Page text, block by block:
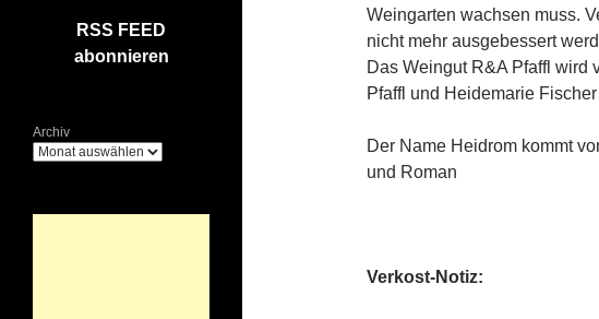
Weingarten wachsen muss.
nicht mehr ausgebessert
Das Weingut R&A Pfaffl wird
Pfaffl und Heidemarie
Der Name Heidrom kommt
und Roman
Verkost-Notiz:
RSS FEED
abonnieren
Archiv